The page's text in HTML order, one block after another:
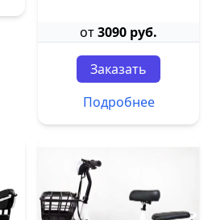
от3090 руб.
Заказать
Подробнее